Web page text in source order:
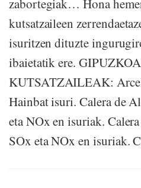
zabortegiak… Hona
kutsatzaileen
isuritzen dituzte
ibaietatik ere.
KUTSATZAILEAK:
Hainbat isuri. Calera de
eta NOx en isuriak.
SOx eta NOx en isuriak.